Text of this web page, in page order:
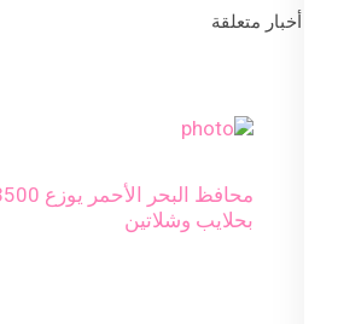
أخبار متعلقة
بحلايب وشلاتين